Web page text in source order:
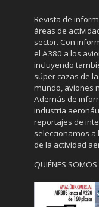
Revista de
áreas de
sector. Con
el A380 a los
incluyendo
súper cazas de
mundo, aviones
Además de
industria
reportajes de
seleccionamos
de la actividad
QUIÉNES SOMOS